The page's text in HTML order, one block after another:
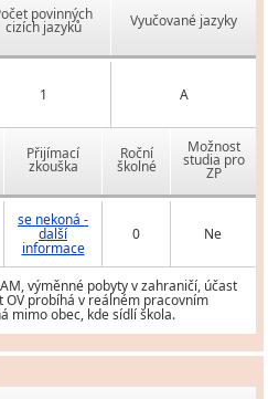
povinných
cizích jazyků Vyučované jazyky
1 A
Přijímací
zkouška
Roční
školné
Možnost
studia pro
ZP
se nekoná -
další
informace
0 Ne
výměnné pobyty v zahraničí, účast
probíhá v reálném pracovním
mimo obec, kde sídlí škola.